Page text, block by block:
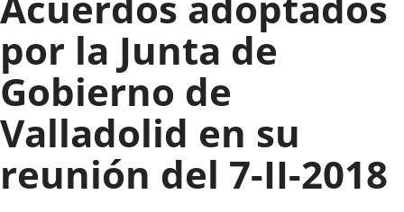
por la Junta de
Gobierno de
Valladolid en su
reunión del 7-II-2018